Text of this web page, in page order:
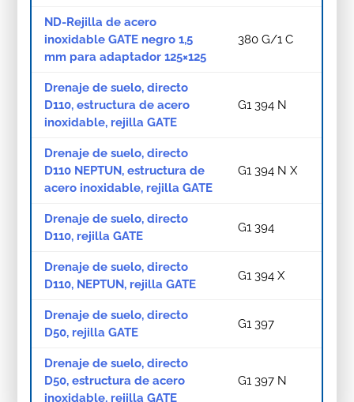
ND-Rejilla de acero
inoxidable GATE negro 1,5
mm para adaptador 125×125
380 G/1 C
Drenaje de suelo, directo
D110, estructura de acero
inoxidable, rejilla GATE
G1 394 N
Drenaje de suelo, directo
D110 NEPTUN, estructura de
acero inoxidable, rejilla GATE
G1 394 N X
Drenaje de suelo, directo
D110, rejilla GATE
G1 394
Drenaje de suelo, directo
D110, NEPTUN, rejilla GATE
G1 394 X
Drenaje de suelo, directo
D50, rejilla GATE
G1 397
Drenaje de suelo, directo
D50, estructura de acero
inoxidable, rejilla GATE
G1 397 N